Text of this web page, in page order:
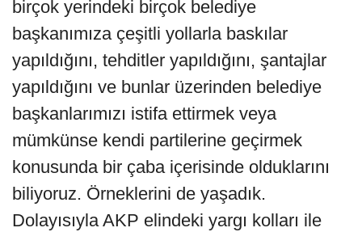
birçok yerindeki birçok belediye
başkanımıza çeşitli yollarla baskılar
yapıldığını, tehditler yapıldığını, şantajlar
yapıldığını ve bunlar üzerinden belediye
başkanlarımızı istifa ettirmek veya
mümkünse kendi partilerine geçirmek
konusunda bir çaba içerisinde olduklarını
biliyoruz. Örneklerini de yaşadık.
Dolayısıyla AKP elindeki yargı kolları ile